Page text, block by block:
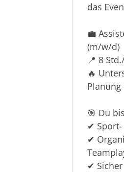
das
💼
(m/w/d)
📍 8
🔥
🎯 Du
✔ Sport-
✔
✔